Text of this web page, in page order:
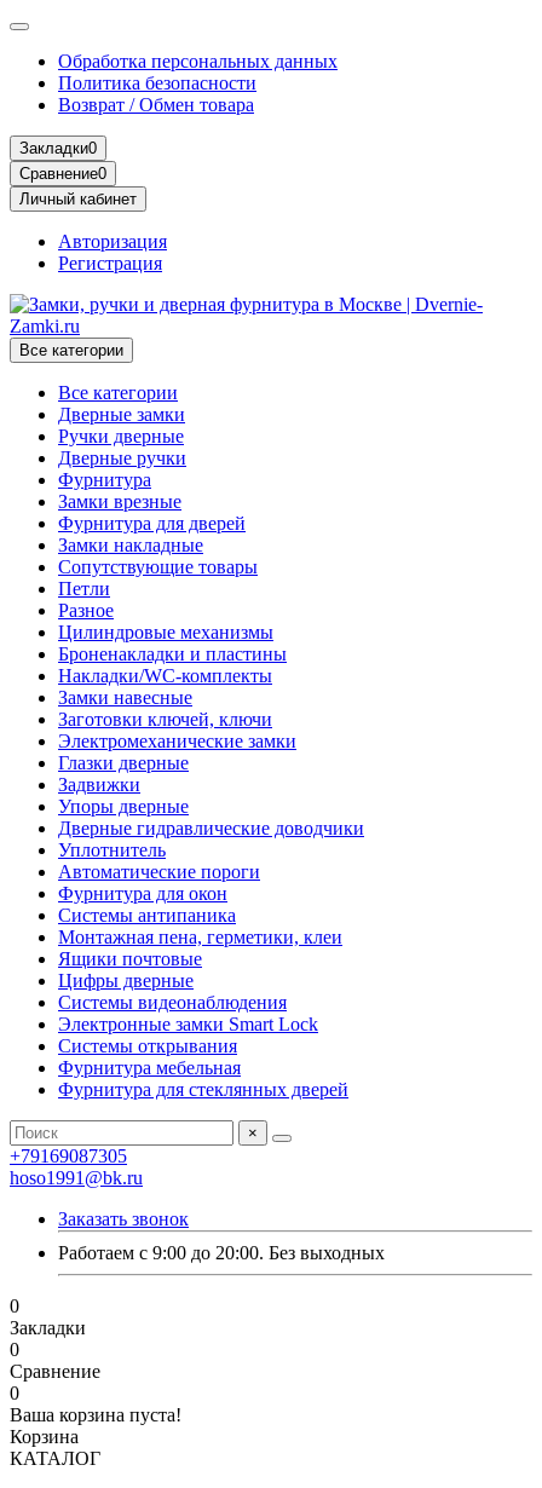
Обработка персональных данных
Политика безопасности
Возврат / Обмен товара
Закладки0
Сравнение0
Личный кабинет
Авторизация
Регистрация
Все категории
Все категории
Дверные замки
Ручки дверные
Дверные ручки
Фурнитура
Замки врезные
Фурнитура для дверей
Замки накладные
Сопутствующие товары
Петли
Разное
Цилиндровые механизмы
Броненакладки и пластины
Накладки/WC-комплекты
Замки навесные
Заготовки ключей, ключи
Электромеханические замки
Глазки дверные
Задвижки
Упоры дверные
Дверные гидравлические доводчики
Уплотнитель
Автоматические пороги
Фурнитура для окон
Системы антипаника
Монтажная пена, герметики, клеи
Ящики почтовые
Цифры дверные
Системы видеонаблюдения
Электронные замки Smart Lock
Системы открывания
Фурнитура мебельная
Фурнитура для стеклянных дверей
×
+79169087305
hoso1991@bk.ru
Заказать звонок
Работаем с 9:00 до 20:00. Без выходных
0
Закладки
0
Сравнение
0
Ваша корзина пуста!
Корзина
КАТАЛОГ